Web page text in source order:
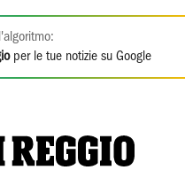
per le tue notizie su Google